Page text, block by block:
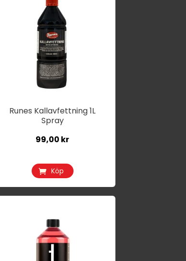
Runes Kallavfettning 1L
Spray
99,00 kr
Köp